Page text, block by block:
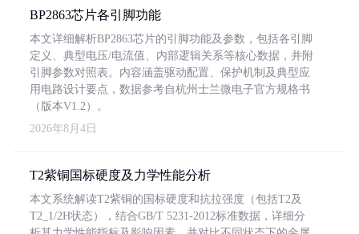
BP2863芯片各引脚功能
本文详细解析BP2863芯片的引脚功能及参数，包括各引脚
定义、典型电压/电流值、内部逻辑关系等核心数据，并附
引脚参数对照表。内容涵盖驱动配置、保护机制及典型应
用电路设计要点，数据参考自杭州士兰微电子官方规格书
（版本V1.2）。
2026年8月4日
T2紫铜国标硬度及力学性能分析
本文系统解读T2紫铜的国标硬度和抗拉强度（包括T2及
T2_1/2H状态），结合GB/T 5231-2012标准数据，详细分